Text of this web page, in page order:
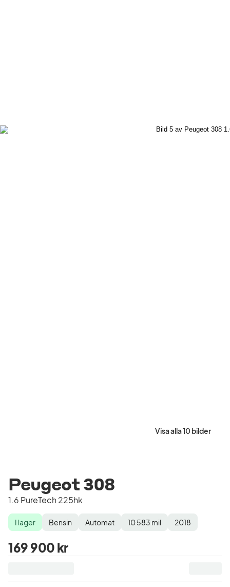
Visa alla 10 bilder
Peugeot 308
1.6 PureTech 225hk
Lagerstatus
I lager
Drivmedel Bensin
Växellåda Automat
Mätarställning 10 583 mil
Modellår 2018
169 900 kr